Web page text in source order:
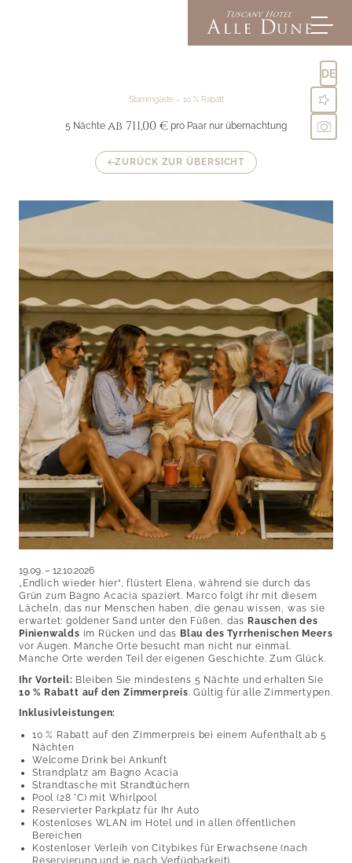
DE
Angebote & Experiences
Social-Media-Wall
Anfrage
Buchung
Dolce Vita
Goldener Strand
Pool und Entspannung
Restaurant am Meer
Lounge-Bar
Urlaub in der Toskana
Wein und Genuss
Meer und Thermen
Romantische Dörfer
Sport und Freizeit
Stammgäste – 10 % Rabatt
5 Nächte ab 711,00 € pro Paar nur übernachtung
ZURÜCK ZUR ÜBERSICHT
19.09. – 12.10.2026
„Endlich wieder hier“, flüstert Elena, während sie durch das
Grün zum Bagno Acacia spaziert. Marco folgt ihr mit diesem
Lächeln, das nur Menschen haben, die genau wissen, was sie
erwartet: goldener Sand unter den Füßen, das Rauschen des
Pinienwalds im Rücken und das Blau des Tyrrhenischen Meers
vor Augen. Manche Orte besucht man nicht nur einmal.
Manche Orte werden Teil der eigenen Geschichte. Zum Glück.
Ihr Vorteil: Bleiben Sie mindestens 5 Nächte und erhalten Sie
10 % Rabatt auf den Zimmerpreis. Gültig für alle Zimmertypen.
Inklusivleistungen:
10 % Rabatt auf den Zimmerpreis bei einem Aufenthalt ab 5
Nächten
Welcome Drink bei Ankunft
Strandplatz am Bagno Acacia
Strandtasche mit Strandtüchern
Pool (28 °C) mit Whirlpool
Reservierter Parkplatz für Ihr Auto
Kostenloses WLAN im Hotel und in allen öffentlichen
Bereichen
Kostenloser Verleih von Citybikes für Erwachsene (nach
Reservierung und je nach Verfügbarkeit)